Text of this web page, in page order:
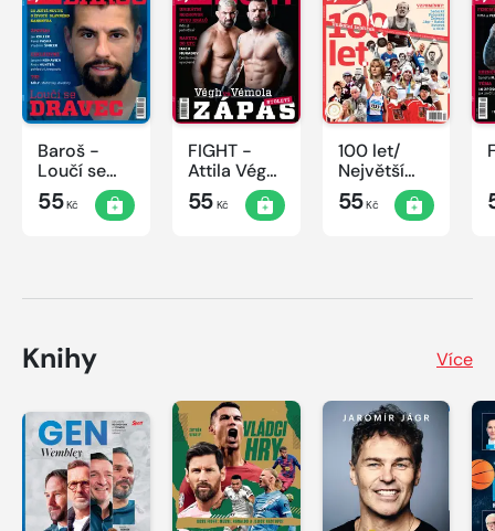
Baroš -
Loučí se
dravec
55Kč
FIGHT -
Attila Végh
vs. Karlos
Vémola
55Kč
100 let/
Největší
okamžiky
českého
55Kč
Knihy Více